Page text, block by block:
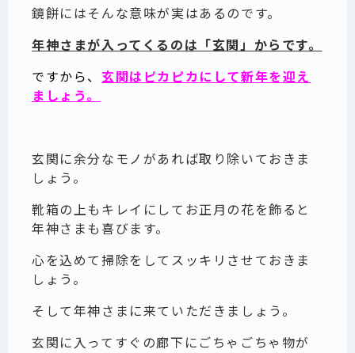
鏡餅にはそんな意味が実はあるのです。
年神さまが入ってくるのは「玄関」からです。
ですから、 玄関はピカピカにして新年を迎え
ましょう。
玄関に余分なモノがあれば取り除いておきま
しょう。
靴箱の上もキレイにしてお正月の花を飾ると
年神さまも喜びます。
心を込めて掃除をしてスッキリさせておきま
しょう。
そして年神さまに来ていただきましょう。
玄関に入ってすぐの廊下にごちゃごちゃ物が